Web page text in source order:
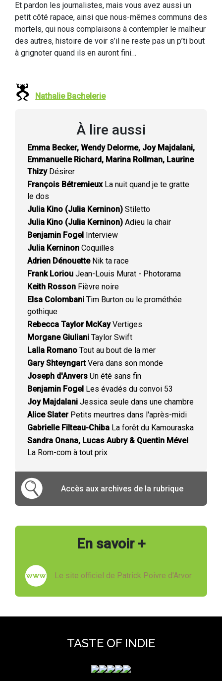
Et pardon les journalistes, mais vous avez aussi un
petit côté rapace, ainsi que nous-mêmes communs des
mortels, qui nous complaisons à contempler le malheur
des autres, histoire de voir s’il ne reste pas un p’ti bout
à grignoter quand ils en auront fini…
Nathalie Bachelerie
À lire aussi
Emma Becker, Wendy Delorme, Joy Majdalani,
Emmanuelle Richard, Marina Rollman, Laurine
ThizyDésirer
François BétremieuxLa nuit quand je te gratte
le dos
Julia Kino (Julia Kerninon) Stiletto
Julia Kino (Julia Kerninon) Adieu la chair
Benjamin Fogel Interview
Julia Kerninon Coquilles
Adrien DénouetteNik ta race
Frank Loriou Jean-Louis Murat - Photorama
Keith Rosson Fièvre noire
Elsa Colombani Tim Burton ou le prométhée
gothique
Rebecca Taylor McKayVertiges
Morgane Giuliani Taylor Swift
Lalla Romano Tout au bout de la mer
Gary ShteyngartVera dans son monde
Joseph d'Anvers Un été sans fin
Benjamin Fogel Les évadés du convoi 53
Joy Majdalani Jessica seule dans une chambre
Alice SlaterPetits meurtres dans l'après-midi
Gabrielle Filteau-Chiba La forêt du Kamouraska
Sandra Onana, Lucas Aubry & Quentin Mével
La Rom-com à tout prix
Accès aux archives de la rubrique
En savoir +
Le site officiel de Patrick Poivre d'Arvor
TASTE OF INDIE